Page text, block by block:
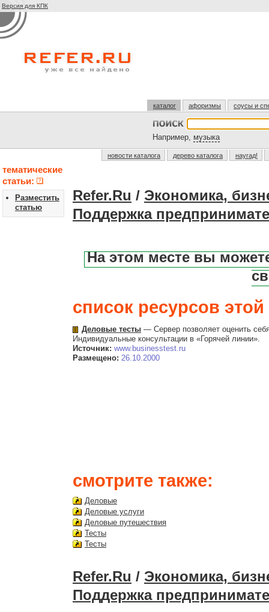
Версия для КПК
каталог афоризмы соусы и
Например, музыка
новости каталога дерево каталога наугад!
тематические
статьи:
Разместить
статью
Refer.Ru / Экономика,
Поддержка
На этом месте вы
список ресурсов этой
Деловые тесты — Сервер позволяет оценить
Индивидуальные консультации в «Горячей линии».
Источник: www.businesstest.ru
Размещено: 26.10.2000
смотрите также:
Деловые
Деловые услуги
Деловые путешествия
Тесты
Тесты
Refer.Ru / Экономика,
Поддержка